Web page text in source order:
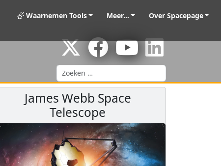
Waarnemen Tools Meer... Over Spacepage
Zoeken
James Webb Space
Telescope